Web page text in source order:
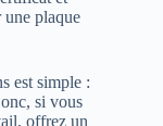
une plaque
est simple :
si vous
offrez un